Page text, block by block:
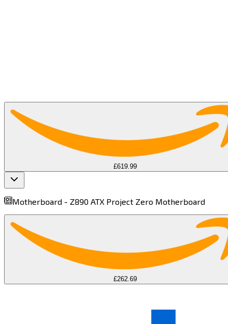
£619.99
Motherboard - Z890 ATX Project Zero Motherboard​​​​‌ ‍ ​‍​‍‌‍ ‌ ​‍‌‍‍‌‌‍‌ ‌‍‍‌‌‍ ‍​‍​‍​ ‍‍​‍​‍‌ ​ ‌‍​‌‌‍ ‍‌‍‍‌‌ ‌​‌ ‍‌​‍ ‍‌‍‍‌‌‍ ​‍​‍​‍ ​​‍​‍‌‍‍​‌ ​‍‌‍‌‌‌‍‌‍​‍​‍​ ‍‍​‍​‍​‍ ‌‍​‌‌‍‌​‌‍ ‌‌‍‍‌‌‍ ‍​‍ ‌‍‍‌‌‍ ‍‌ ‌​‌‍‌‌‌‍ ‍‌ ‌​​‍ ‌‍‌‌‌‍‌​‌‍‍‌‌ ‌​​‍ ‌‍ ‌‌‍ ‌‍‌​‌‍‌‌​ ‌‌ ​​‌ ​‍‌‍‌‌‌ ​ ‌‍‌‌‌‍ ‍‌ ‌​‌‍​‌‌ ‌​‌‍‍‌‌‍ ‌‍ ‍​ ‍ ‌‍‍‌‌‍‌​​ ‌‌‍‌‌​ ​‌​ ​ ‌‍‌​‌‍​‍​ ​‌​ ​‌​ ‌‍​‍ ‌​ ​​​ ​‌​ ​‌​ ​‍​‍ ‌​ ‌​​ ‍‌‌‍‌​​ ‌‌​‍ ‌​ ‍‌‌‍‌​​ ​​‌‍​ ​‍ ‌‌‍​ ​ ​ ‌‍‌​​ ​ ​ ​‌​ ‌​‌‍‌‍‌‍​ ‌‍​‍​ ​ ‌‍​‍​ ‍‌​ ‍ ‌ ‌​‌ ‍‌‌ ​​‌‍‌‌​ ‌‌‍ ‌‌‍ ‌ ‌​‌‍‍​‌‍‌‌‌ ​‍‌‍​‍‌‍ ‌‍​‌‌ ​‍‌‍‌​​ ‍ ‌ ​​‌‍​‌‌ ‌​‌‍‍​​ ‌‌‍ ‍‌‍​‌‌‍ ‌‌‍‌‌​ ‌‍​‍‌‍​‌‌ ​ ‌‍‌‌‌‌‌‌‌ ​‍‌‍ ​​ ‌​‍‌‌​ ​‍‌​‌‍‌‍​‌‌‍‌​‌‍ ‌‌‍‍‌‌‍ ‍​‍‌‍‌‍‍‌‌‍‌​​ ‌‌‍‌‌​ ​‌​ ​ ‌‍‌​‌‍​‍​ ​‌​ ​‌​ ‌‍​‍ ‌​ ​​​ ​‌​ ​‌​ ​‍​‍ ‌​ ‌​​ ‍‌‌‍‌​​ ‌‌​‍ ‌​ ‍‌‌‍‌​​ ​​‌‍​ ​‍ ‌‌‍​ ​ ​ ‌‍‌​​ ​ ​ ​‌​ ‌​‌‍‌‍‌‍​ ‌‍​‍​ ​ ‌‍​‍​ ‍‌​‍‌‍‌ ‌​‌ ‍‌‌ ​​‌‍‌‌​ ‌‌‍ ‌‌‍ ‌ ‌​‌‍‍​‌‍‌‌‌ ​‍‌‍​‍‌‍ ‌‍​‌‌ ​‍‌‍‌​​‍‌‍‌ ​​‌‍​‌‌ ‌​‌‍‍​​ ‌‌‍ ‍‌‍​‌‌‍ ‌‌‍‌‌​‍‌‍‌ ​​‌‍‌‌‌ ​‍‌ ​ ‌ ​​‌‍‌‌‌‍​ ‌ ‌​‌‍‍‌‌ ‌‍‌‍‌‌​ ‌‌ ​​‌ ‌‌‌‍​‍‌‍ ​‌‍‍‌‌ ​ ‌‍‍​‌‍‌‌‌‍‌​​‍​‍‌ ‌
£262.69